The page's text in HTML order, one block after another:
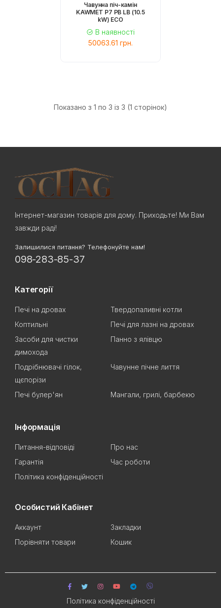
Чавунна піч-камін
KAWMET P7 PB LB (10.5
kW) ECO
В наявності
50063.61 грн.
Показано з 1 по 3 із 3 (1 сторінок)
Інтернет-магазин товарів для дому. Приходьте! Ми Вам
завжди раді!
Залишилися питання? Телефонуйте нам!
098-283-85-37
Категорії
Печі на дровах
Твердопаливні котли
Коптильні
Печі для лазні на дровах
Засоби для чистки
димохода
Панно з ялівцю
Подрібнювачі гілок,
щєпорізи
Чавунне пічне лиття
Печі булер'ян Мангали, грилі, барбекю
Інформація
Питання-відповіді
Про нас
Гарантія
Час роботи
Політика конфіденційності
Особистий Кабінет
Аккаунт
Закладки
Порівняти товари
Кошик
Політика конфіденційності